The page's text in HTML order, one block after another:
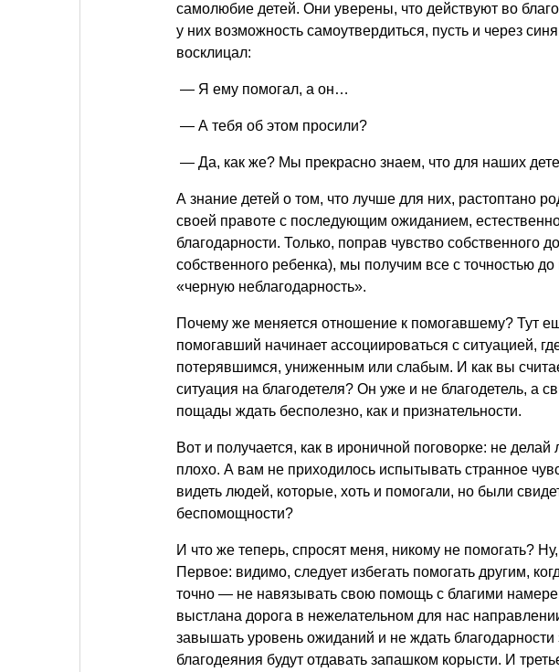
самолюбие детей. Они уверены, что действуют во
у них возможность самоутвердиться, пусть и через
восклицал:
— Я ему помогал, а он…
— А тебя об этом просили?
— Да, как же? Мы прекрасно знаем, что для наших
А знание детей о том, что лучше для них, растоптано
своей правоте с последующим ожиданием,
благодарности. Только, поправ чувство собственного
собственного ребенка), мы получим все с точностью
«черную неблагодарность».
Почему же меняется отношение к помогавшему? Тут
помогавший начинает ассоциироваться с ситуацией,
потерявшимся, униженным или слабым. И как вы
ситуация на благодетеля? Он уже и не благодетель, а
пощады ждать бесполезно, как и признательности.
Вот и получается, как в ироничной поговорке: не
плохо. А вам не приходилось испытывать странное
видеть людей, которые, хоть и помогали, но были
беспомощности?
И что же теперь, спросят меня, никому не помогать?
Первое: видимо, следует избегать помогать другим,
точно — не навязывать свою помощь с благими
выстлана дорога в нежелательном для нас
завышать уровень ожиданий и не ждать благодарности
благодеяния будут отдавать запашком корысти. И